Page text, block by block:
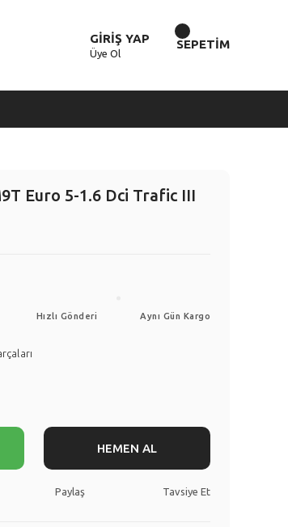
GİRİŞ YAP
Üye Ol
SEPETİM
Euro 5-1.6 Dci Trafic III
Hızlı Gönderi Aynı Gün Kargo
HEMEN AL
Paylaş Tavsiye Et